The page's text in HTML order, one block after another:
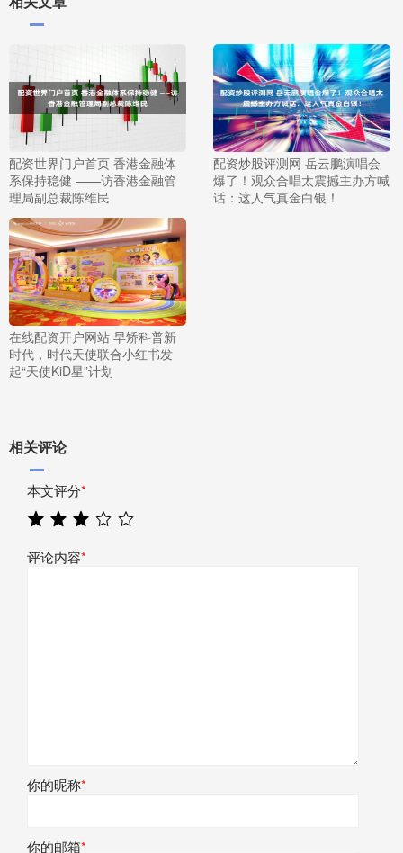
配资世界门户首页 香港金融体
系保持稳健 ——访香港金融管
理局副总裁陈维民
配资炒股评测网 岳云鹏演唱会
爆了！观众合唱太震撼主办方喊
话：这人气真金白银！
在线配资开户网站 早矫科普新
时代，时代天使联合小红书发
起“天使KiD星”计划
相关评论
本文评分*
评论内容*
你的昵称*
你的邮箱*